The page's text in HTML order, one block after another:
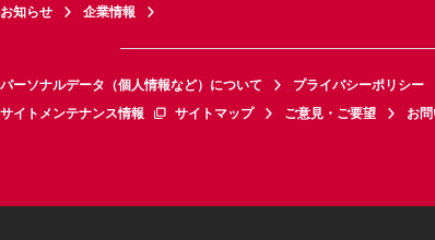
お知らせ 企業情報
パーソナルデータ（個人情報など）について プライバシーポリシー
サイトメンテナンス情報
サイトマップ ご意見・ご要望 お